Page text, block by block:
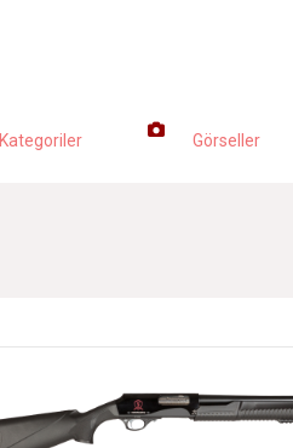
Kategoriler
Görseller